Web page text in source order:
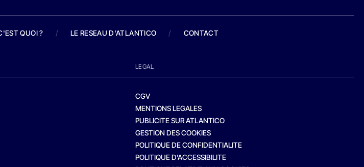
QUOI ? / LE RESEAU D'ATLANTICO / CONTACT
LEGAL
CGV
MENTIONS LEGALES
PUBLICITE SUR ATLANTICO
GESTION DES COOKIES
POLITIQUE DE CONFIDENTIALITE
POLITIQUE D’ACCESSIBILITE